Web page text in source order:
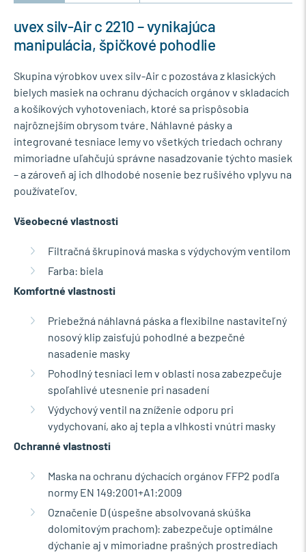
uvex silv-Air c 2210 – vynikajúca
manipulácia, špičkové pohodlie
Skupina výrobkov uvex silv-Air c pozostáva z klasických
bielych masiek na ochranu dýchacích orgánov v skladacích
a košíkových vyhotoveniach, ktoré sa prispôsobia
najrôznejším obrysom tváre. Náhlavné pásky a
integrované tesniace lemy vo všetkých triedach ochrany
mimoriadne uľahčujú správne nasadzovanie týchto masiek
– a zároveň aj ich dlhodobé nosenie bez rušivého vplyvu na
používateľov.
Všeobecné vlastnosti
Filtračná škrupinová maska s výdychovým ventilom
Farba: biela
Komfortné vlastnosti
Priebežná náhlavná páska a flexibilne nastaviteľný
nosový klip zaisťujú pohodlné a bezpečné
nasadenie masky
Pohodlný tesniaci lem v oblasti nosa zabezpečuje
spoľahlivé utesnenie pri nasadení
Výdychový ventil na zníženie odporu pri
vydychovaní, ako aj tepla a vlhkosti vnútri masky
Ochranné vlastnosti
Maska na ochranu dýchacích orgánov FFP2 podľa
normy EN 149:2001+A1:2009
Označenie D (úspešne absolvovaná skúška
dolomitovým prachom): zabezpečuje optimálne
dýchanie aj v mimoriadne prašných prostrediach